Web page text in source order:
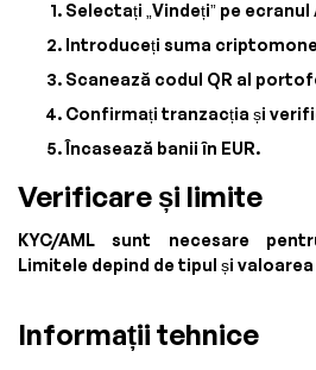
Selectați „Vindeți” pe
Introduceți suma
Scanează codul QR al
Confirmați tranzacția și
Încasează banii în EUR.
Verificare și limite
KYC/AML sunt necesare
Limitele depind de tipul și
Informații tehnice